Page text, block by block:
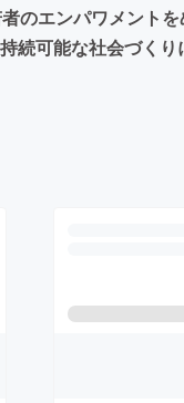
のエンパワメント
続可能な社会づく